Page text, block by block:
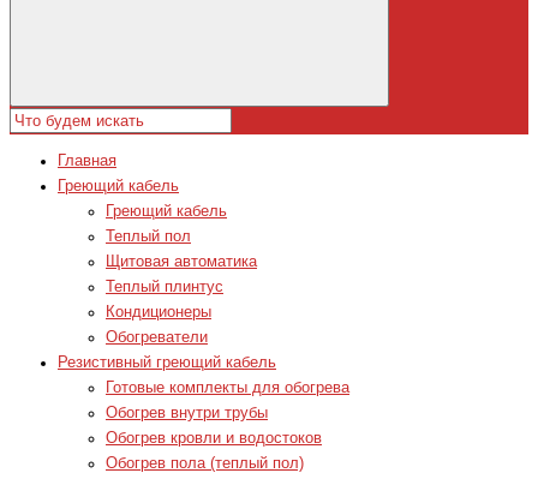
Главная
Греющий кабель
Греющий кабель
Теплый пол
Щитовая автоматика
Теплый плинтус
Кондиционеры
Обогреватели
Резистивный греющий кабель
Готовые комплекты для обогрева
Обогрев внутри трубы
Обогрев кровли и водостоков
Обогрев пола (теплый пол)